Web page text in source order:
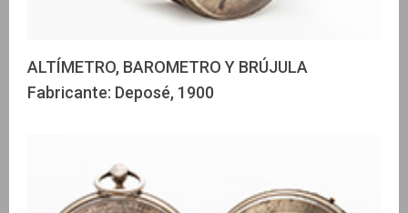
ALTÍMETRO, BAROMETRO Y BRÚJULA
Fabricante: Deposé, 1900